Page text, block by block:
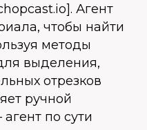
Агент
чтобы найти
методы
выделения,
отрезков
ручной
по сути